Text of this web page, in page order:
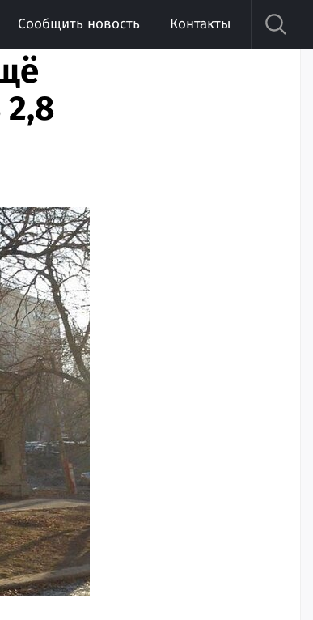
Сообщить новость Контакты